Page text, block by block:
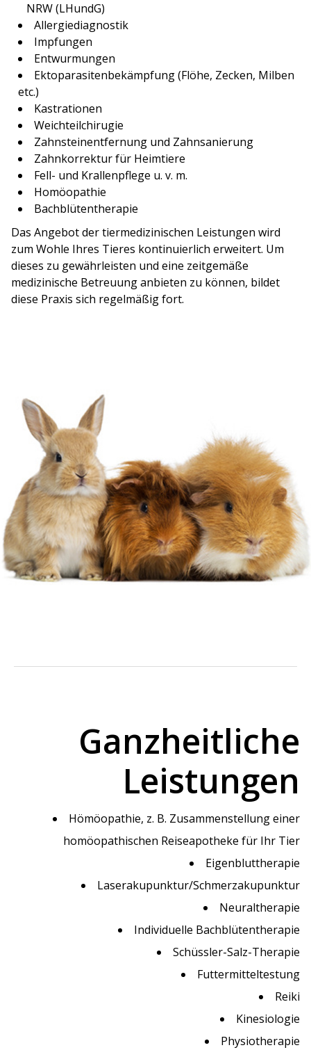
NRW (LHundG)
Allergiediagnostik
Impfungen
Entwurmungen
Ektoparasitenbekämpfung (Flöhe, Zecken, Milben
etc.)
Kastrationen
Weichteilchirugie
Zahnsteinentfernung und Zahnsanierung
Zahnkorrektur für Heimtiere
Fell- und Krallenpflege u. v. m.
Homöopathie
Bachblütentherapie
Das Angebot der tiermedizinischen Leistungen wird
zum Wohle Ihres Tieres kontinuierlich erweitert. Um
dieses zu gewährleisten und eine zeitgemäße
medizinische Betreuung anbieten zu können, bildet
diese Praxis sich regelmäßig fort.
Ganzheitliche
Leistungen
Hömöopathie, z. B. Zusammenstellung einer
homöopathischen Reiseapotheke für Ihr Tier
Eigenbluttherapie
Laserakupunktur/Schmerzakupunktur
Neuraltherapie
Individuelle Bachblütentherapie
Schüssler-Salz-Therapie
Futtermitteltestung
Reiki
Kinesiologie
Physiotherapie